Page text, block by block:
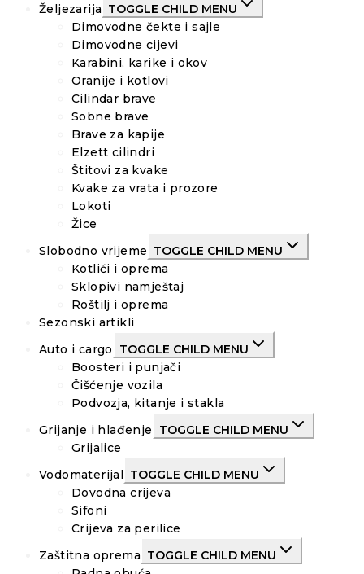
Željezarija TOGGLE CHILD MENU
Dimovodne čekte i sajle
Dimovodne cijevi
Karabini, karike i okov
Oranije i kotlovi
Cilindar brave
Sobne brave
Brave za kapije
Elzett cilindri
Štitovi za kvake
Kvake za vrata i prozore
Lokoti
Žice
Slobodno vrijeme TOGGLE CHILD MENU
Kotlići i oprema
Sklopivi namještaj
Roštilj i oprema
Sezonski artikli
Auto i cargo
TOGGLE CHILD MENU
Boosteri i punjači
Čišćenje vozila
Podvozja, kitanje i stakla
Grijanje i hlađenje
TOGGLE CHILD MENU
Grijalice
Vodomaterijal
TOGGLE CHILD MENU
Dovodna crijeva
Sifoni
Crijeva za perilice
Zaštitna oprema TOGGLE CHILD MENU